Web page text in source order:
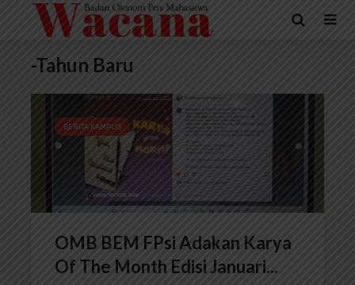
-Tahun Baru
BERITA KAMPUS
OMB BEM FPsi Adakan Karya
Of The Month Edisi Januari...